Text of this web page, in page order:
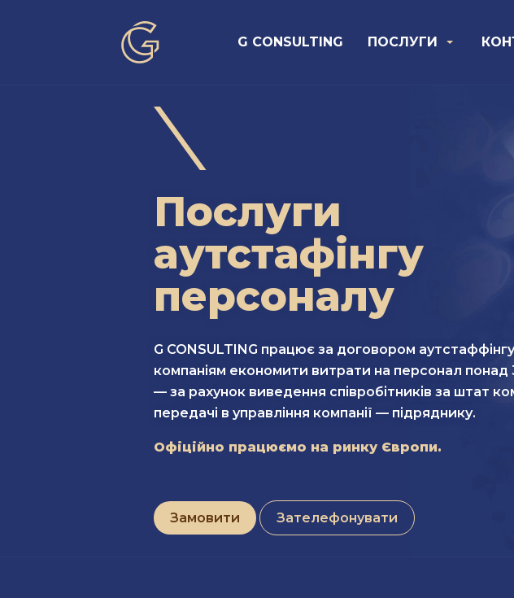
G CONSULTING ПОСЛУГИ
Послуги
аутстафінгу
персоналу
G CONSULTING працює за договором
компаніям економити витрати на персонал понад
— за рахунок виведення співробітників за штат
передачі в управління компанії — підряднику.
Офіційно працюємо на ринку Європи.
Замовити Зателефонувати